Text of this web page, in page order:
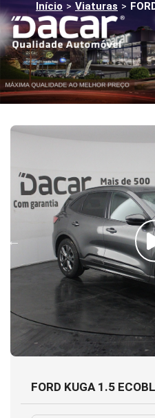
Início > Viaturas >
FORD KUGA 1.5